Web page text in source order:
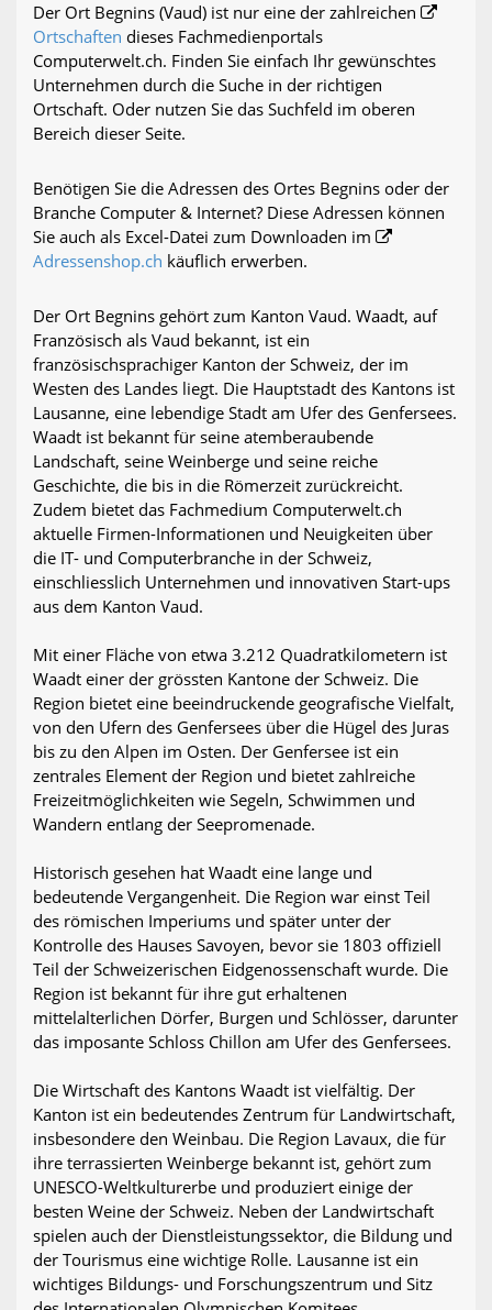
Der Ort Begnins (Vaud) ist nur eine der zahlreichen
Ortschaften dieses Fachmedienportals
Computerwelt.ch. Finden Sie einfach Ihr gewünschtes
Unternehmen durch die Suche in der richtigen
Ortschaft. Oder nutzen Sie das Suchfeld im oberen
Bereich dieser Seite.
Benötigen Sie die Adressen des Ortes Begnins oder der
Branche Computer & Internet? Diese Adressen können
Sie auch als Excel-Datei zum Downloaden im
Adressenshop.ch käuflich erwerben.
Der Ort Begnins gehört zum Kanton Vaud. Waadt, auf
Französisch als Vaud bekannt, ist ein
französischsprachiger Kanton der Schweiz, der im
Westen des Landes liegt. Die Hauptstadt des Kantons ist
Lausanne, eine lebendige Stadt am Ufer des Genfersees.
Waadt ist bekannt für seine atemberaubende
Landschaft, seine Weinberge und seine reiche
Geschichte, die bis in die Römerzeit zurückreicht.
Zudem bietet das Fachmedium Computerwelt.ch
aktuelle Firmen-Informationen und Neuigkeiten über
die IT- und Computerbranche in der Schweiz,
einschliesslich Unternehmen und innovativen Start-ups
aus dem Kanton Vaud.
Mit einer Fläche von etwa 3.212 Quadratkilometern ist
Waadt einer der grössten Kantone der Schweiz. Die
Region bietet eine beeindruckende geografische Vielfalt,
von den Ufern des Genfersees über die Hügel des Juras
bis zu den Alpen im Osten. Der Genfersee ist ein
zentrales Element der Region und bietet zahlreiche
Freizeitmöglichkeiten wie Segeln, Schwimmen und
Wandern entlang der Seepromenade.
Historisch gesehen hat Waadt eine lange und
bedeutende Vergangenheit. Die Region war einst Teil
des römischen Imperiums und später unter der
Kontrolle des Hauses Savoyen, bevor sie 1803 offiziell
Teil der Schweizerischen Eidgenossenschaft wurde. Die
Region ist bekannt für ihre gut erhaltenen
mittelalterlichen Dörfer, Burgen und Schlösser, darunter
das imposante Schloss Chillon am Ufer des Genfersees.
Die Wirtschaft des Kantons Waadt ist vielfältig. Der
Kanton ist ein bedeutendes Zentrum für Landwirtschaft,
insbesondere den Weinbau. Die Region Lavaux, die für
ihre terrassierten Weinberge bekannt ist, gehört zum
UNESCO-Weltkulturerbe und produziert einige der
besten Weine der Schweiz. Neben der Landwirtschaft
spielen auch der Dienstleistungssektor, die Bildung und
der Tourismus eine wichtige Rolle. Lausanne ist ein
wichtiges Bildungs- und Forschungszentrum und Sitz